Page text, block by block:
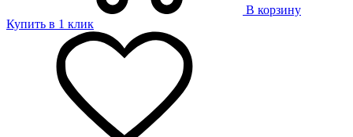
В корзину
Купить в 1 клик